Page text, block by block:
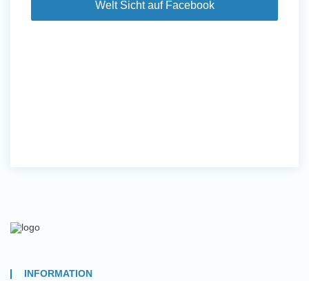
Welt Sicht auf Facebook
INFORMATION